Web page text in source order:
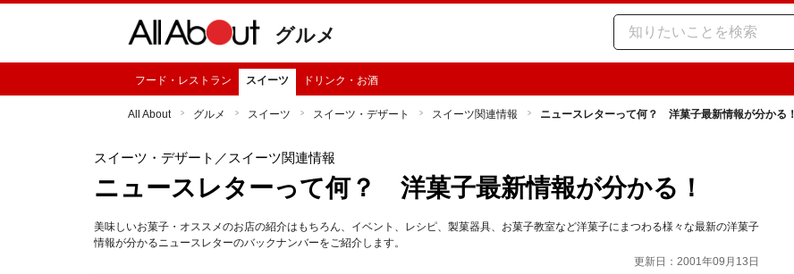
グルメ
フード・レストラン スイーツ ドリンク・お酒
All About グルメ スイーツ スイーツ・デザート スイーツ関連情報 ニュースレターって何？ 洋菓子最新情報が分かる！
スイーツ・デザート ／スイーツ関連情報
ニュースレターって何？ 洋菓子最新情報が分かる！
美味しいお菓子・オススメのお店の紹介はもちろん、イベント、レシピ、製菓器具、お菓子教室など洋菓子にまつわる様々な最新の洋菓子
情報が分かるニュースレターのバックナンバーをご紹介します。
更新日：2001年09月13日